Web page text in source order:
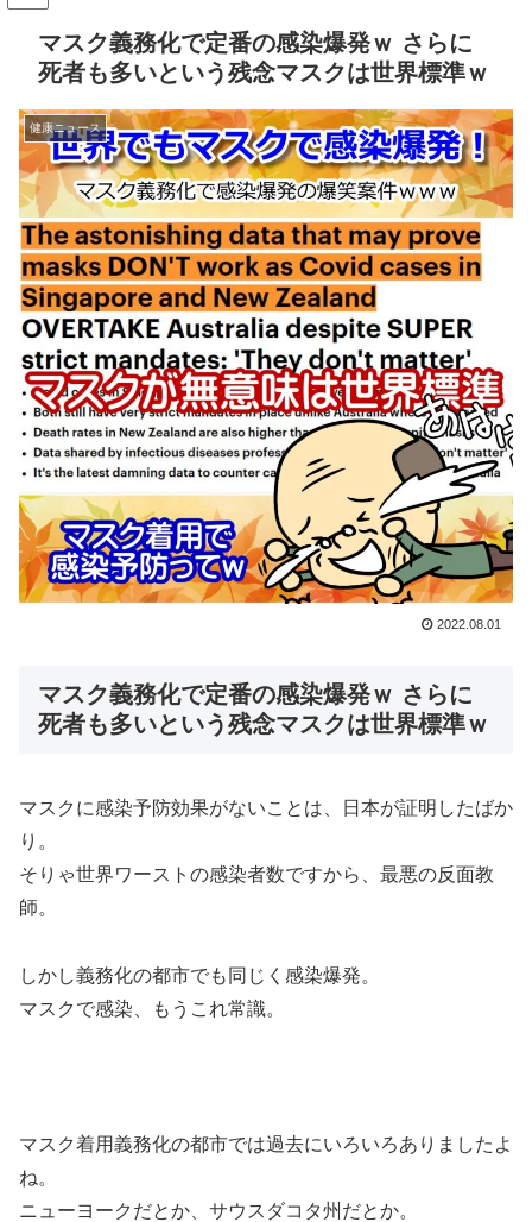
マスク義務化で定番の感染爆発ｗ さらに
死者も多いという残念マスクは世界標準ｗ
健康ニュース
2022.08.01
マスク義務化で定番の感染爆発ｗ さらに
死者も多いという残念マスクは世界標準ｗ
マスクに感染予防効果がないことは、日本が証明したばか
り。
そりゃ世界ワーストの感染者数ですから、最悪の反面教
師。
しかし義務化の都市でも同じく感染爆発。
マスクで感染、もうこれ常識。
マスク着用義務化の都市では過去にいろいろありましたよ
ね。
ニューヨークだとか、サウスダコタ州だとか。